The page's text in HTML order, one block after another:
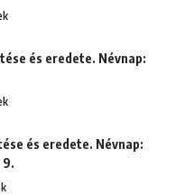
és eredete. Névnap:
és eredete. Névnap:
9.